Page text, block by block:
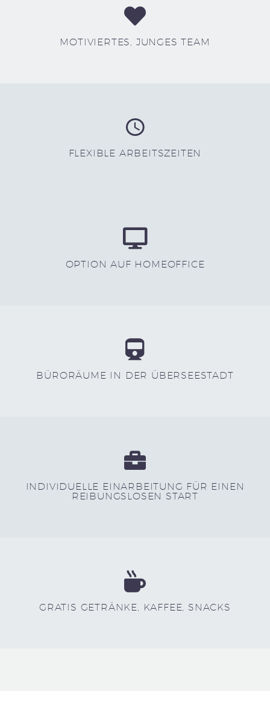
MOTIVIERTES, JUNGES TEAM
FLEXIBLE ARBEITSZEITEN
OPTION AUF HOMEOFFICE
BÜRORÄUME IN DER ÜBERSEESTADT
INDIVIDUELLE EINARBEITUNG FÜR EINEN
REIBUNGSLOSEN START
GRATIS GETRÄNKE, KAFFEE, SNACKS